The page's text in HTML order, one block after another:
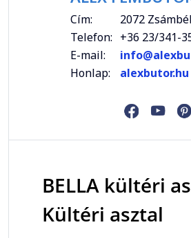
Cím:
2072
Telefon: +36 23/341-
E-mail:
Honlap:
alexbutor.hu
BELLA kültéri
Kültéri asztal